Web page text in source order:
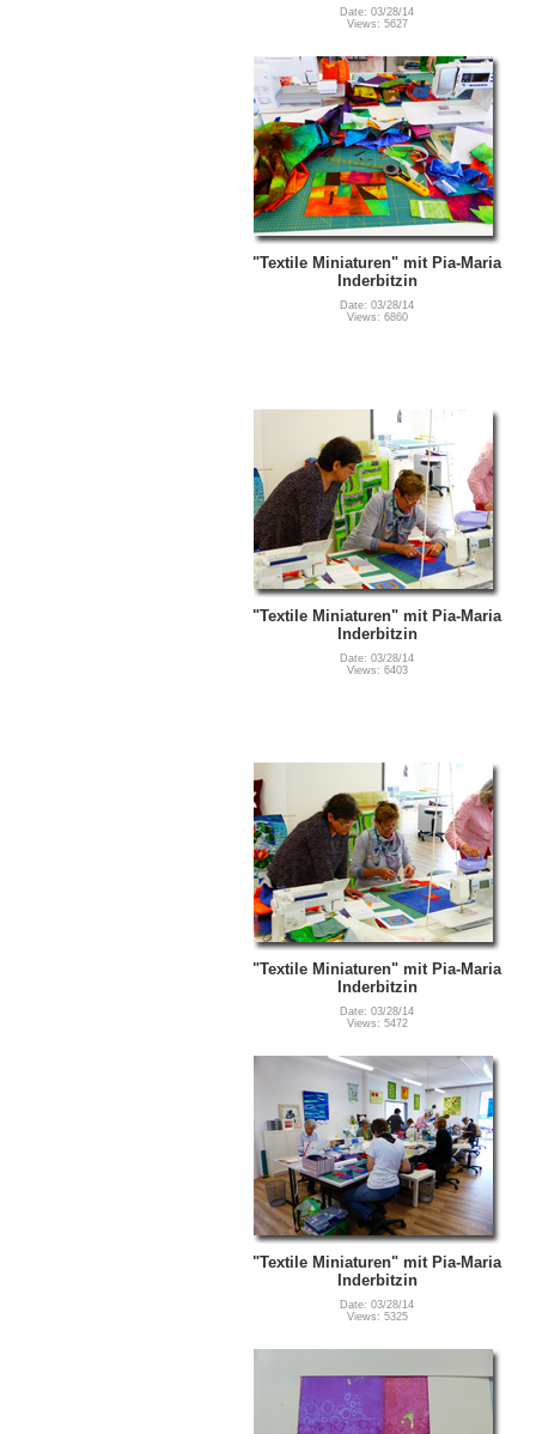
Date: 03/28/14
Views: 5627
"Textile Miniaturen" mit Pia-Maria
Inderbitzin
Date: 03/28/14
Views: 6860
"Textile Miniaturen" mit Pia-Maria
Inderbitzin
Date: 03/28/14
Views: 6403
"Textile Miniaturen" mit Pia-Maria
Inderbitzin
Date: 03/28/14
Views: 5472
"Textile Miniaturen" mit Pia-Maria
Inderbitzin
Date: 03/28/14
Views: 5325